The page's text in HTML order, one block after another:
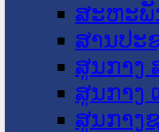
ສະຫະພັ
ສານປະ
ສູນກາງ
ສູນກາງ
ສູນກາງ